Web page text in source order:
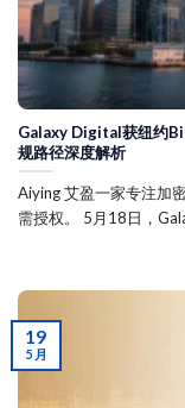
Galaxy Digital获纽约
规路径深度解析
Aiying 艾盈一家专注加
需授权。 5月18日，
19
5 月